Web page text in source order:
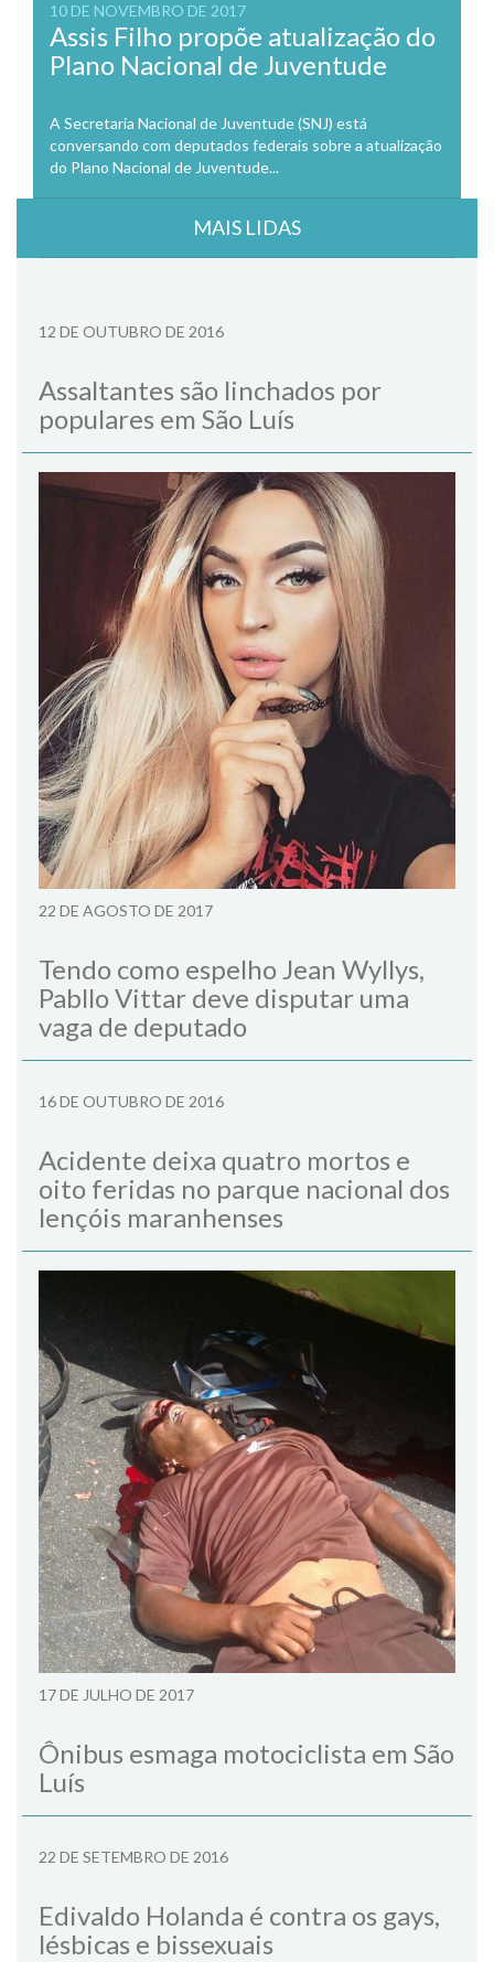
10 DE NOVEMBRO DE 2017
Assis Filho propõe atualização do
Plano Nacional de Juventude
A Secretaria Nacional de Juventude (SNJ) está
conversando com deputados federais sobre a atualização
do Plano Nacional de Juventude...
MAIS LIDAS
12 DE OUTUBRO DE 2016
Assaltantes são linchados por
populares em São Luís
22 DE AGOSTO DE 2017
Tendo como espelho Jean Wyllys,
Pabllo Vittar deve disputar uma
vaga de deputado
16 DE OUTUBRO DE 2016
Acidente deixa quatro mortos e
oito feridas no parque nacional dos
lençóis maranhenses
17 DE JULHO DE 2017
Ônibus esmaga motociclista em São
Luís
22 DE SETEMBRO DE 2016
Edivaldo Holanda é contra os gays,
lésbicas e bissexuais